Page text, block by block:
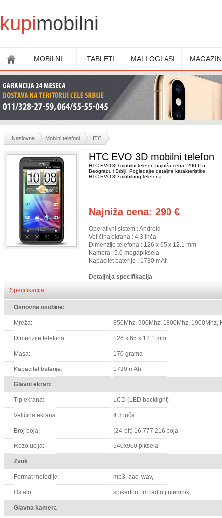
kupimobilni
MOBILNI TABLETI MALI OGLASI MAGAZIN
Naslovna Mobilni telefoni HTC
HTC EVO 3D mobilni telefon
HTC EVO 3D mobilni telefon najniža cena: 290 € u
Beogradu i Srbiji. Pogledajte detaljne karakteristike
HTC EVO 3D mobilnog telefona
Najniža cena: 290 €
Operativni sistem : Android
Veličina ekrana : 4.3 inča
Dimenzije telefona : 126 x 65 x 12.1 mm
Kamera : 5.0 megapiksela
Kapacitet baterije : 1730 mAh
Detaljnija specifikacija
Specifikacija
Osnovne osobine:
Mreža: 850Mhz, 900Mhz, 1800Mhz, 1900Mhz,
Dimenzije telefona: 126 x 65 x 12.1 mm
Masa: 170 grama
Kapacitet baterije: 1730 mAh
Glavni ekran:
Tip ekrana: LCD (LED backlight)
Veličina ekrana: 4.3 inča
Broj boja: (24-bit) 16.777.216 boja
Rezolucija: 540x960 piksela
Zvuk
Format melodije: mp3, aac, wav,
Ostalo: spikerfon, fm radio prijemnik,
Glavna kamera